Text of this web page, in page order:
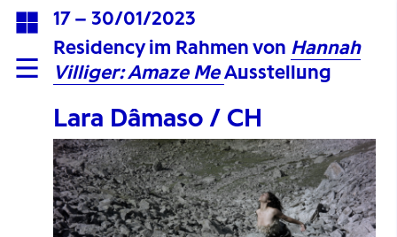
17 – 30/01/2023
Residency im Rahmen von Hannah
Villiger: Amaze MeAusstellung
Lara Dâmaso / CH